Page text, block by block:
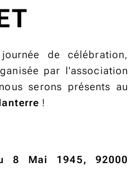
de célébration,
par l'association
serons présents au
!
8 Mai 1945, 92000